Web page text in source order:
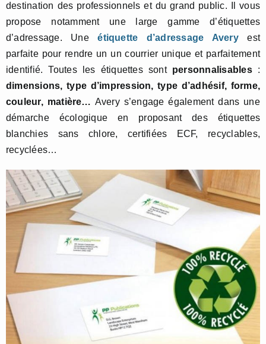
destination des professionnels et du grand public. Il vous
propose notamment une large gamme d’étiquettes
d’adressage. Uneétiquette d’adressage Averyest
parfaite pour rendre un un courrier unique et parfaitement
identifié. Toutes les étiquettes sont personnalisables:
dimensions, type d’impression, type d’adhésif, forme,
couleur, matière… Avery s’engage également dans une
démarche écologique en proposant des étiquettes
blanchies sans chlore, certifiées ECF, recyclables,
recyclées…